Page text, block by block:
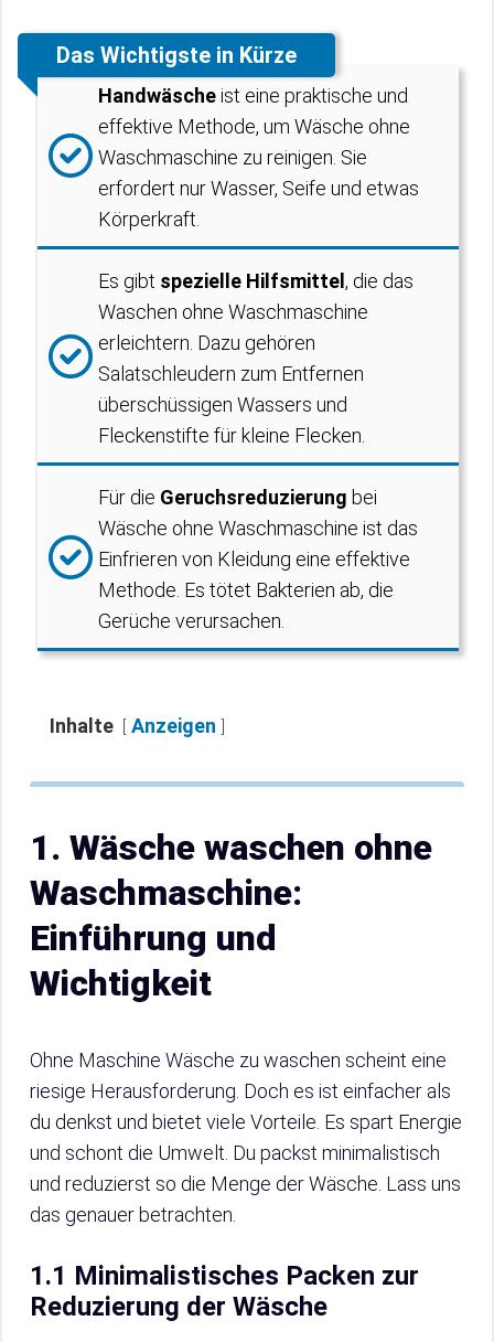
Das Wichtigste in Kürze
Handwäscheist eine praktische und
effektive Methode, um Wäsche ohne
Waschmaschine zu reinigen. Sie
erfordert nur Wasser, Seife und etwas
Körperkraft.
Es gibt spezielle Hilfsmittel , die das
Waschen ohne Waschmaschine
erleichtern. Dazu gehören
Salatschleudern zum Entfernen
überschüssigen Wassers und
Fleckenstifte für kleine Flecken.
Für die Geruchsreduzierung bei
Wäsche ohne Waschmaschine ist das
Einfrieren von Kleidung eine effektive
Methode. Es tötet Bakterien ab, die
Gerüche verursachen.
Inhalte Anzeigen
1. Wäsche waschen ohne
Waschmaschine:
Einführung und
Wichtigkeit
Ohne Maschine Wäsche zu waschen scheint eine
riesige Herausforderung. Doch es ist einfacher als
du denkst und bietet viele Vorteile. Es spart Energie
und schont die Umwelt. Du packst minimalistisch
und reduzierst so die Menge der Wäsche. Lass uns
das genauer betrachten.
1.1 Minimalistisches Packen zur
Reduzierung der Wäsche